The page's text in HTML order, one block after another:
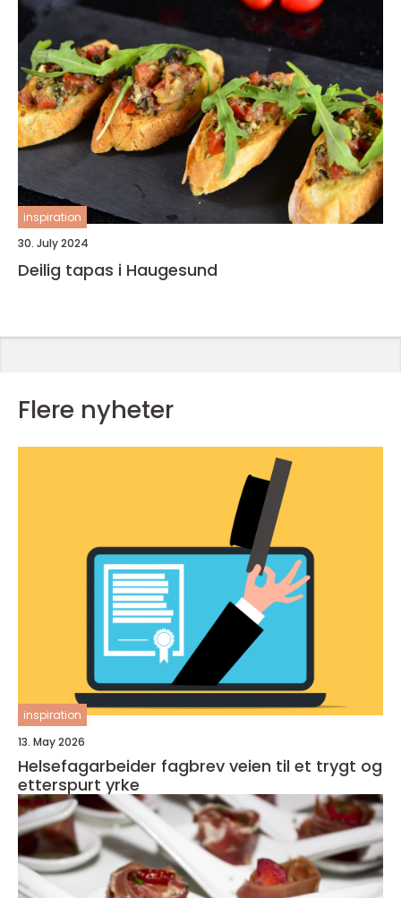
inspiration
30. July 2024
Deilig tapas i Haugesund
Flere nyheter
inspiration
13. May 2026
Helsefagarbeider fagbrev veien til et trygt og
etterspurt yrke